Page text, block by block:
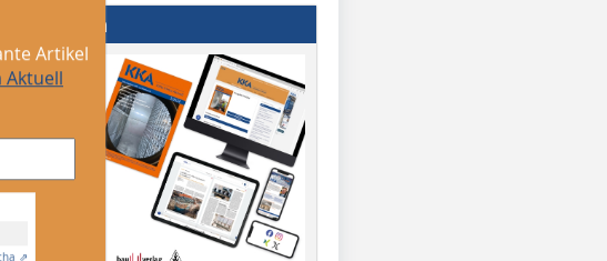
Artikel
Aktuell
⇗
Mediadaten